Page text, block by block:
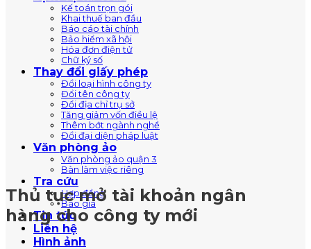
Kế toán trọn gói
Khai thuế ban đầu
Báo cáo tài chính
Bảo hiểm xã hội
Hóa đơn điện tử
Chữ ký số
Thay đổi giấy phép
Đổi loại hình công ty
Đổi tên công ty
Đổi địa chỉ trụ sở
Tăng giảm vốn điều lệ
Thêm bớt ngành nghề
Đổi đại diện pháp luật
Văn phòng ảo
Văn phòng ảo quận 3
Bàn làm việc riêng
Tra cứu
Hợp đồng
Báo giá
Tin tức
Liên hệ
Hình ảnh
Thủ tục mở tài khoản ngân
hàng cho công ty mới